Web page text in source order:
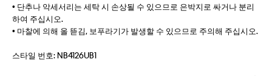
• 단추나 악세서리는 세탁 시 손상될 수 있으므로 은박지로 싸거나 분리
하여 주십시오.
• 마찰에 의해 올 뜯김, 보푸라기가 발생할 수 있으므로 주의해 주십시오.
스타일 번호:NB4126UB1